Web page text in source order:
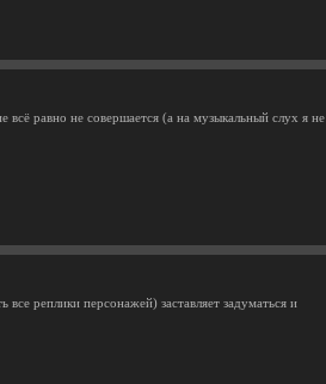
равно не совершается (а на музыкальный слух я не
реплики персонажей) заставляет задуматься и